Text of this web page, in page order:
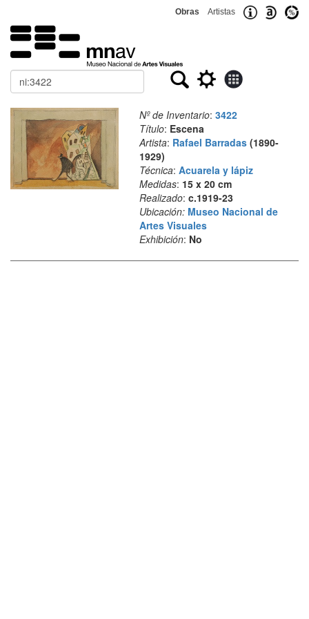
Obras Artistas
Buscar
Nº de Inventario: 3422
Título: Escena
Artista: Rafael Barradas(1890-
1929)
Técnica: Acuarela y lápiz
Medidas: 15 x 20 cm
Realizado: c.1919-23
Ubicación: Museo Nacional de
Artes Visuales
Exhibición: No